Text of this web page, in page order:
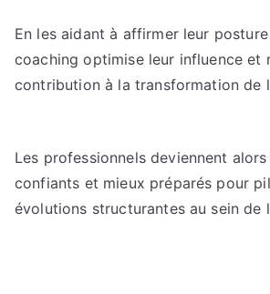
En les aidant à affirmer leur
coaching optimise leur influence et
contribution à la transformation de
Les professionnels deviennent
confiants et mieux préparés pour
évolutions structurantes au sein de